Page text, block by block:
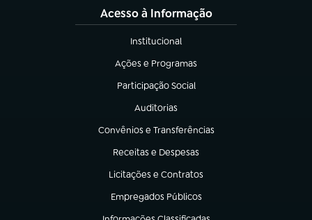
Acesso à Informação
Institucional
(abre em nova aba)
Ações e Programas
(abre em nova aba)
Participação Social
(abre em nova aba)
Auditorias
(abre em nova aba)
Convênios e Transferências
(abre em nova aba)
Receitas e Despesas
(abre em nova aba)
Licitações e Contratos
(abre em nova aba)
Empregados Públicos
(abre em nova aba)